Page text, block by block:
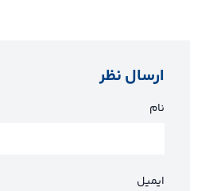
ارسال نظر
نام
ایمیل